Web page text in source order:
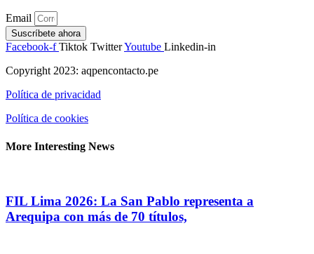
Email
Suscríbete ahora
Facebook-f Tiktok TwitterYoutube Linkedin-in
Copyright 2023: aqpencontacto.pe
Política de privacidad
Política de cookies
More Interesting News
FIL Lima 2026: La San Pablo representa a
Arequipa con más de 70 títulos,